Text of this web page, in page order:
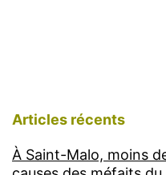
Articles récents
À Saint-Malo, moins